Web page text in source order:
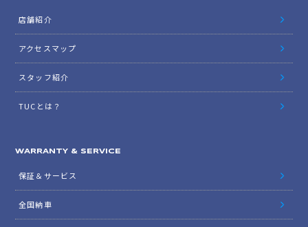
店舗紹介
アクセスマップ
スタッフ紹介
TUCとは？
WARRANTY & SERVICE
保証＆サービス
全国納車